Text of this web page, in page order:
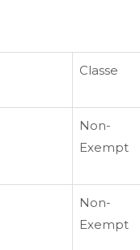
Classe
Non-
Exempt
Non-
Exempt